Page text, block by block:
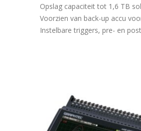
Opslag capaciteit tot 1,6 TB
Voorzien van back-up accu
Instelbare triggers, pre- en